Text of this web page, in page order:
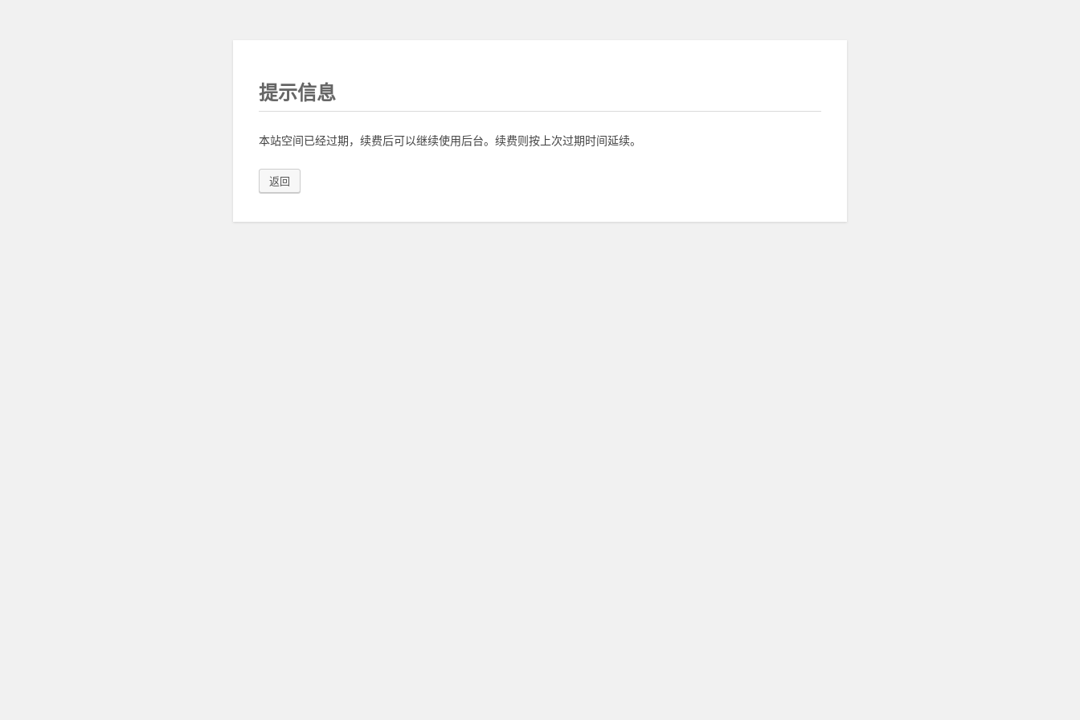
提示信息
本站空间已经过期，续费后可以继续使用后台。续费则按上次过期时间延续。
返回